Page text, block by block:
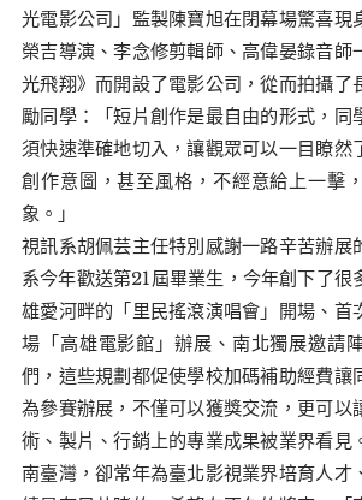
光電影公司」監製陳寶旭在閉幕場驚喜現
榮吉導演、李念修剪輯師、高偉晏錄音師
光飛翔》而開設了電影公司，從而拍攝了
勵同學：「短片創作是最自由的形式，同
須快速準確地切入，讓觀眾可以一目瞭然
創作意圖，甚至風格，不經意給上一擊
象。」
視訊系胡佩芸主任特別感謝一路辛苦辦展
系今年歡送第21屆畢業生，今年創下了很
雄愛河畔的「里民搖滾演唱會」開場、首
場「高雄電影館」辦展、南北獨展邀請
們，這些規劃都促使學校加碼補助經費讓
為參賽辦展，不僅可以獲獎交流，更可以
術、製片、行銷上的專業成果被業界看見
南臺灣，卻常年為臺北影視業界培育人才